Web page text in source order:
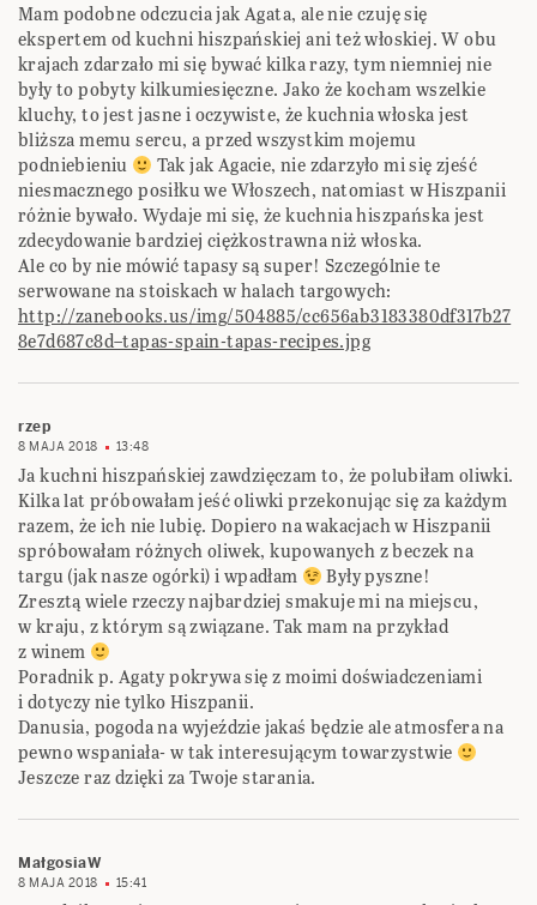
Mam podobne odczucia jak Agata, ale nie czuję się
ekspertem od kuchni hiszpańskiej ani też włoskiej. W obu
krajach zdarzało mi się bywać kilka razy, tym niemniej nie
były to pobyty kilkumiesięczne. Jako że kocham wszelkie
kluchy, to jest jasne i oczywiste, że kuchnia włoska jest
bliższa memu sercu, a przed wszystkim mojemu
podniebieniu
Tak jak Agacie, nie zdarzyło mi się zjeść
niesmacznego posiłku we Włoszech, natomiast w Hiszpanii
różnie bywało. Wydaje mi się, że kuchnia hiszpańska jest
zdecydowanie bardziej ciężkostrawna niż włoska.
Ale co by nie mówić tapasy są super! Szczególnie te
serwowane na stoiskach w halach targowych:
http://zanebooks.us/img/504885/cc656ab3183380df317b27
8e7d687c8d–tapas-spain-tapas-recipes.jpg
rzep
8 MAJA 2018 13:48
Ja kuchni hiszpańskiej zawdzięczam to, że polubiłam oliwki.
Kilka lat próbowałam jeść oliwki przekonując się za każdym
razem, że ich nie lubię. Dopiero na wakacjach w Hiszpanii
spróbowałam różnych oliwek, kupowanych z beczek na
targu (jak nasze ogórki) i wpadłam
Były pyszne!
Zresztą wiele rzeczy najbardziej smakuje mi na miejscu,
w kraju, z którym są związane. Tak mam na przykład
z winem
Poradnik p. Agaty pokrywa się z moimi doświadczeniami
i dotyczy nie tylko Hiszpanii.
Danusia, pogoda na wyjeździe jakaś będzie ale atmosfera na
pewno wspaniała- w tak interesującym towarzystwie
Jeszcze raz dzięki za Twoje starania.
MałgosiaW
8 MAJA 2018 15:41